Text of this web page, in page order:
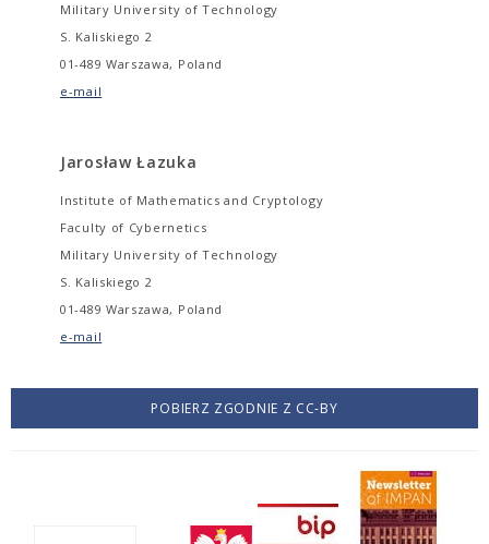
Military University of Technology
S. Kaliskiego 2
01-489 Warszawa, Poland
e-mail
Jarosław Łazuka
Institute of Mathematics and Cryptology
Faculty of Cybernetics
Military University of Technology
S. Kaliskiego 2
01-489 Warszawa, Poland
e-mail
POBIERZ ZGODNIE Z CC-BY